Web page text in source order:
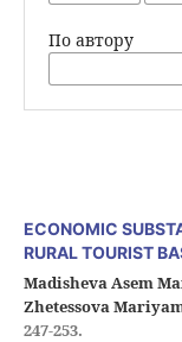
По автору
ECONOMIC
RURAL TOURIST
Madisheva Asem
Zhetessova
247-253.